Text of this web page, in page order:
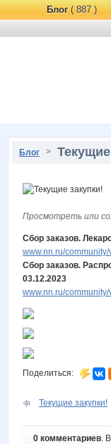
Блог( 887 )
Блог >
Просмотреть или
Сбор заказов.
www.nn.ru/
Сбор заказов.
03.12.2023
www.nn.ru/
Поделиться:
Текущие закупки!
0 комментариев.